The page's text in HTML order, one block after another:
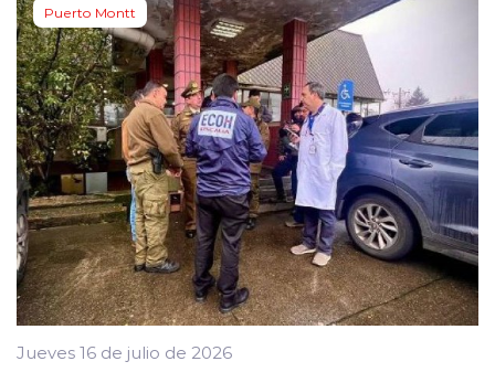
Puerto Montt
Jueves 16 de julio de 2026